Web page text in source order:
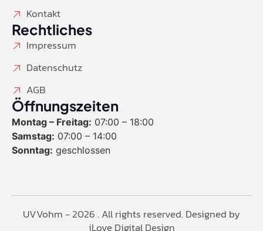
Kontakt
Rechtliches
Impressum
Datenschutz
AGB
Öffnungszeiten
Montag – Freitag: 07:00 – 18:00
Samstag: 07:00 – 14:00
Sonntag: geschlossen
UVVohm - 2026 . All rights reserved. Designed by
iLove Digital Design